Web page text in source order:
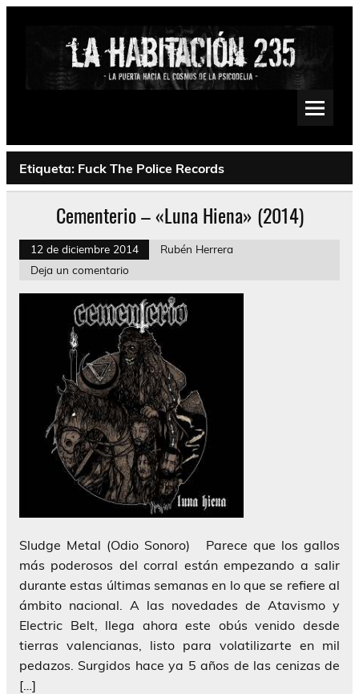
Saltar
Psychedelic, Stoner, Doom, Sludge, Fuzz, Space, Drone
Etiqueta: Fuck The Police Records
Cementerio – «Luna Hiena» (2014)
12 de diciembre 2014
Rubén Herrera
Deja un comentario
Sludge Metal (Odio Sonoro) Parece que los gallos
más poderosos del corral están empezando a salir
durante estas últimas semanas en lo que se refiere al
ámbito nacional. A las novedades de Atavismo y
Electric Belt, llega ahora este obús venido desde
tierras valencianas, listo para volatilizarte en mil
pedazos. Surgidos hace ya 5 años de las cenizas de
[…]